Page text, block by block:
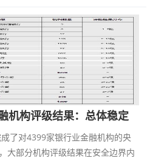
机构评级结果：总体稳定
了对4399家银行业金融机构的央
大部分机构评级结果在安全边界内